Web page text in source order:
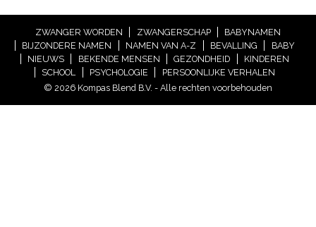
ZWANGER WORDEN ZWANGERSCHAP
BABYNAMEN
BIJZONDERE NAMEN
NAMEN VAN A-Z BEVALLING
BABY
NIEUWS
BEKENDE MENSEN GEZONDHEID
KINDEREN
SCHOOL
PSYCHOLOGIE
PERSOONLIJKE VERHALEN
© 2026 Kompas Blend B.V. - Alle rechten voorbehouden